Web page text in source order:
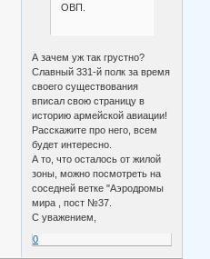
ОВП.
А зачем уж так грустно?
Славный 331-й полк за время
своего существования
вписал свою страницу в
историю армейской авиации!
Расскажите про него, всем
будет интересно.
А то, что осталось от жилой
зоны, можно посмотреть на
соседней ветке "Аэродромы
мира , пост №37.
С уважением,
0